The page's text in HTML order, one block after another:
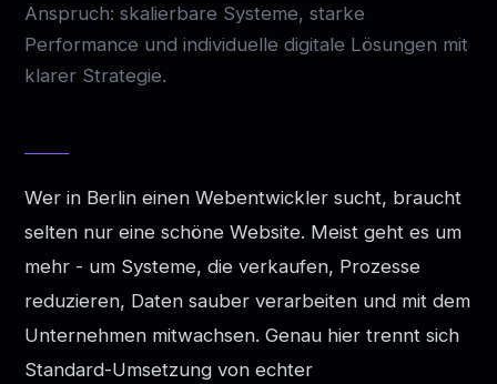
Anspruch: skalierbare Systeme, starke
Performance und individuelle digitale Lösungen mit
klarer Strategie.
Wer in Berlin einen Webentwickler sucht, braucht
selten nur eine schöne Website. Meist geht es um
mehr - um Systeme, die verkaufen, Prozesse
reduzieren, Daten sauber verarbeiten und mit dem
Unternehmen mitwachsen. Genau hier trennt sich
Standard-Umsetzung von echter